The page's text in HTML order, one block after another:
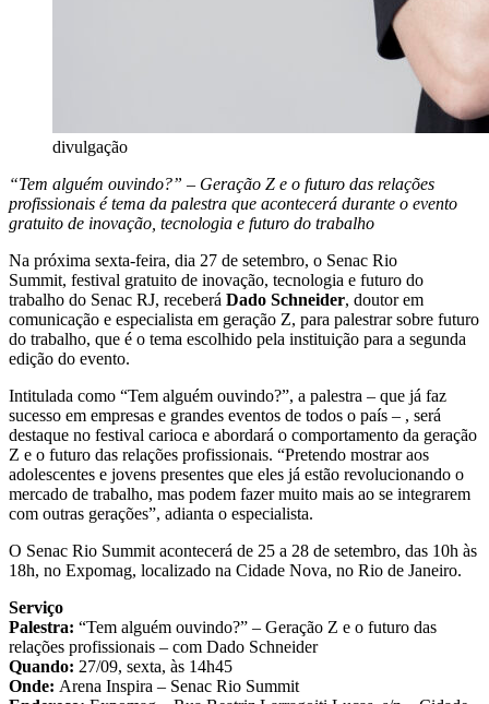
divulgação
“Tem alguém ouvindo?” – Geração Z e o futuro das relações
profissionais é tema da palestra que acontecerá durante o evento
gratuito de inovação, tecnologia e futuro do trabalho
Na próxima sexta-feira, dia 27 de setembro, o Senac Rio
Summit, festival gratuito de inovação, tecnologia e futuro do
trabalho do Senac RJ, receberá Dado Schneider, doutor em
comunicação e especialista em geração Z, para palestrar sobre futuro
do trabalho, que é o tema escolhido pela instituição para a segunda
edição do evento.
Intitulada como “Tem alguém ouvindo?”, a palestra – que já faz
sucesso em empresas e grandes eventos de todos o país – , será
destaque no festival carioca e abordará o comportamento da geração
Z e o futuro das relações profissionais. “Pretendo mostrar aos
adolescentes e jovens presentes que eles já estão revolucionando o
mercado de trabalho, mas podem fazer muito mais ao se integrarem
com outras gerações”, adianta o especialista.
O Senac Rio Summit acontecerá de 25 a 28 de setembro, das 10h às
18h, no Expomag, localizado na Cidade Nova, no Rio de Janeiro.
Serviço
Palestra: “Tem alguém ouvindo?” – Geração Z e o futuro das
relações profissionais – com Dado Schneider
Quando: 27/09, sexta, às 14h45
Onde: Arena Inspira – Senac Rio Summit